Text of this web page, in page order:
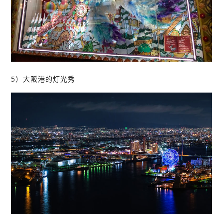
5）大阪港的灯光秀